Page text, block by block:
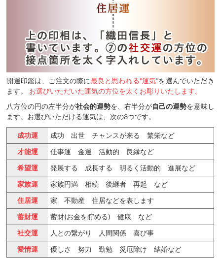
開運印鑑は、ご注文の際に最良と思われる"運気"を選んでいただき
ます。 お選びいただいた運気の方位を太くお彫りいたします。
八方位の円の左半分が社会的運勢を、右半分が自己の運勢を意味し
ます。お選びいただける運気は、次の8つです。
成功運
成功 出世 チャンスが来る 繁栄など
才能運
仕事運 金運 活動的 良縁など
希望運
発展する 成長する 明るく活動的 進展など
家族運
家族円満 相続 後継者 再起 など
住居運
家 不動産 住居などを表します
蓄財運
蓄財(お金を貯める) 健康 など
社交運
人との繋がり 人間関係 喜び事
愛情運
優しさ 努力 勤勉 災厄除け 結婚など